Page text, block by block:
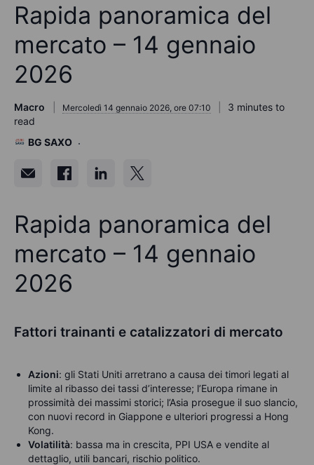
Rapida panoramica del
mercato – 14 gennaio
2026
Macro Mercoledì 14 gennaio 2026, ore 07:10
3 minutes to
read
BG SAXO
Rapida panoramica del
mercato – 14 gennaio
2026
Fattori trainanti e catalizzatori di mercato
Azioni: gli Stati Uniti arretrano a causa dei timori legati al
limite al ribasso dei tassi d’interesse; l’Europa rimane in
prossimità dei massimi storici; l’Asia prosegue il suo slancio,
con nuovi record in Giappone e ulteriori progressi a Hong
Kong.
Volatilità: bassa ma in crescita, PPI USA e vendite al
dettaglio, utili bancari, rischio politico.